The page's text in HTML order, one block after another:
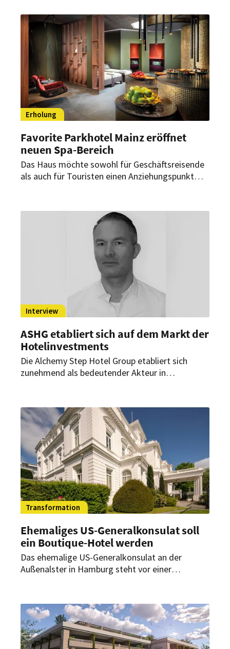
Wiedereröffnung.
Erholung
Favorite Parkhotel Mainz eröffnet
neuen Spa-Bereich
Das Haus möchte sowohl für Geschäftsreisende
als auch für Touristen einen Anziehungspunkt
Interview
ASHG etabliert sich auf dem Markt der
Hotelinvestments
Die Alchemy Step Hotel Group etabliert sich
zunehmend als bedeutender Akteur in
insgesamt fünf Hotel-Akquisitionen erfolgreich
abgeschlossen.
Transformation
Ehemaliges US-Generalkonsulat soll
ein Boutique-Hotel werden
Das ehemalige US-Generalkonsulat an der
Außenalster in Hamburg steht vor einer
Außenalster gekauft. Sie will aus dem
imposanten Gebäude ein Hotel machen.